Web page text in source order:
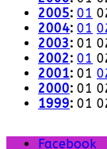
2005: 01
2004: 01
2003: 01
2002: 01
2001: 01
2000: 01
1999: 01
Facebook